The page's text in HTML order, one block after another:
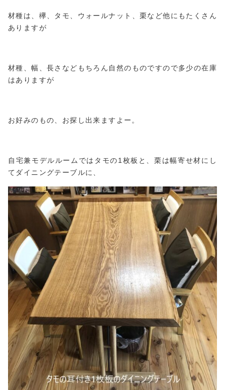
材種は、欅、タモ、ウォールナット、栗など他にもたくさん
ありますが
材種、幅、長さなどもちろん自然のものですので多少の在庫
はありますが
お好みのもの、お探し出来ますよー。
自宅兼モデルルームではタモの1枚板と、栗は幅寄せ材にし
てダイニングテーブルに、